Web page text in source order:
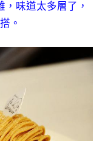
味道太多層了，
。